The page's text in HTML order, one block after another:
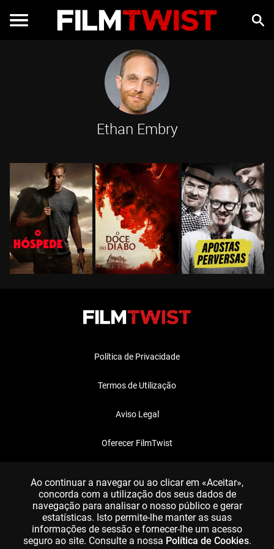
Ethan Embry
Política de Privacidade
Termos de Utilização
Aviso Legal
Oferecer FilmTwist
Ao continuar a navegar ou ao clicar em «Aceitar»,
concorda com a utilização dos seus dados de
navegação para analisar o nosso público e gerar
estatísticas. Isto permite-lhe manter as suas
informações de sessão e fornecer-lhe um acesso
seguro ao site. Consulte a nossa Política de Cookies.